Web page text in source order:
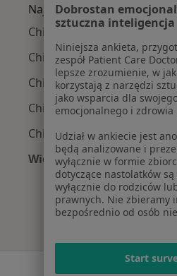
Najpopularniejsze
Chirurdzy z Medicover w
Chirurdzy z Allianz w
Chirurdzy z INTER Polska
Chirurdzy z Signal Iduna w
Chirurdzy z Compensa w
Więcej (12)
Więcej w kategorii:
Dobrostan
sztuczna inteligencja
Niniejsza ankieta,
zespół Patient Care
lepsze zrozumienie, w
korzystają z narzędzi
jako wsparcia dla
emocjonalnego i zdrowia
Udział w ankiecie jest
będą analizowane i
wyłącznie w formie
dotyczące nastolatków
wyłącznie do rodziców
prawnych. Nie zbieramy
bezpośrednio od osób
Start